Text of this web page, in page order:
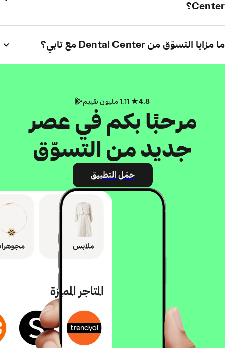
Center؟
ما مزايا التسوّق من Dental Center مع تابي؟
4.8
مرحبًا بكم في عصر
جديد من التسوّق
حمّل التطبيق